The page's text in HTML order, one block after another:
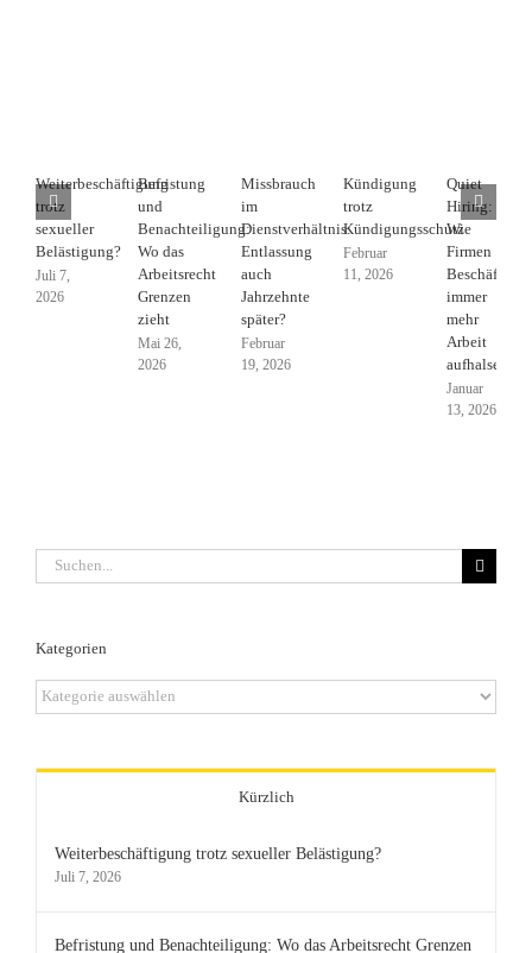
Weiterbeschäftigung
trotz
sexueller
Belästigung?
Juli 7,
2026
Befristung
und
Benachteiligung:
Wo das
Arbeitsrecht
Grenzen
zieht
Mai 26,
2026
Missbrauch
im
Dienstverhältnis:
Entlassung
auch
Jahrzehnte
später?
Februar
19, 2026
Kündigung
trotz
Kündigungsschutz
Februar
11, 2026
Quiet
Hiring:
Wie
Firmen
immer
mehr
Arbeit
aufhalsen
Januar
13, 2026
Suche
nach:
Kategorien
Kategorien
Kürzlich
Weiterbeschäftigung trotz sexueller Belästigung?
Juli 7, 2026
Befristung und Benachteiligung: Wo das Arbeitsrecht Grenzen